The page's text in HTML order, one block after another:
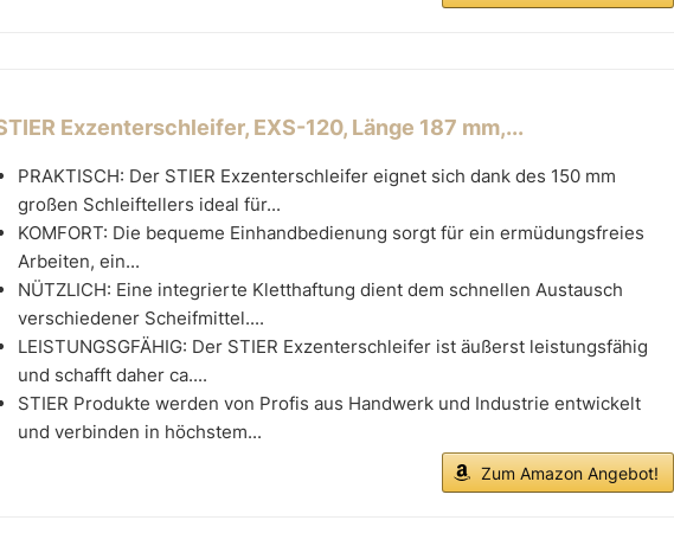
Exzenterschleifer, EXS-120, Länge 187 mm,...
PRAKTISCH: Der STIER Exzenterschleifer eignet sich dank des 150 mm
großen Schleiftellers ideal für...
KOMFORT: Die bequeme Einhandbedienung sorgt für ein ermüdungsfreies
Arbeiten, ein...
NÜTZLICH: Eine integrierte Kletthaftung dient dem schnellen Austausch
verschiedener Scheifmittel....
LEISTUNGSGFÄHIG: Der STIER Exzenterschleifer ist äußerst leistungsfähig
und schafft daher ca....
STIER Produkte werden von Profis aus Handwerk und Industrie entwickelt
und verbinden in höchstem...
Zum Amazon Angebot!